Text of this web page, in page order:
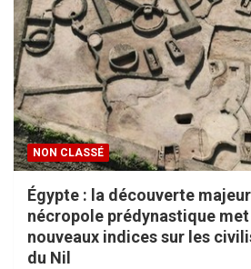
NON CLASSÉ
Égypte : la découverte
nécropole prédynastique
nouveaux indices sur les
du Nil